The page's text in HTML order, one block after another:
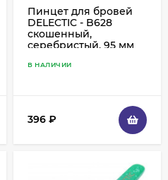
Пинцет для бровей
DELECTIC - B628
скошенный,
серебристый, 95 мм
В НАЛИЧИИ
396 ₽